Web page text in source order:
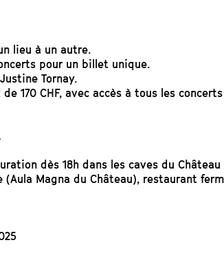
lieu à un autre.
pour un billet unique.
Tornay.
de 170 CHF, avec accès à tous les
dès 18h dans les caves du
Magna du Château), restaurant